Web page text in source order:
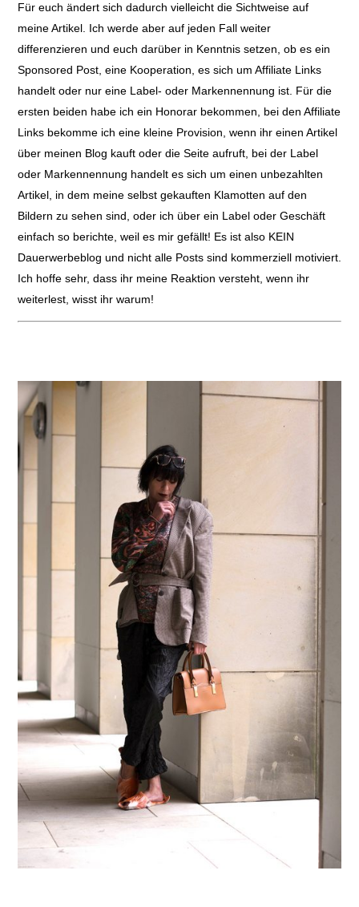
Für euch ändert sich dadurch vielleicht die Sichtweise auf
meine Artikel. Ich werde aber auf jeden Fall weiter
differenzieren und euch darüber in Kenntnis setzen, ob es ein
Sponsored Post, eine Kooperation, es sich um Affiliate Links
handelt oder nur eine Label- oder Markennennung ist. Für die
ersten beiden habe ich ein Honorar bekommen, bei den Affiliate
Links bekomme ich eine kleine Provision, wenn ihr einen Artikel
über meinen Blog kauft oder die Seite aufruft, bei der Label
oder Markennennung handelt es sich um einen unbezahlten
Artikel, in dem meine selbst gekauften Klamotten auf den
Bildern zu sehen sind, oder ich über ein Label oder Geschäft
einfach so berichte, weil es mir gefällt! Es ist also KEIN
Dauerwerbeblog und nicht alle Posts sind kommerziell motiviert.
Ich hoffe sehr, dass ihr meine Reaktion versteht, wenn ihr
weiterlest, wisst ihr warum!